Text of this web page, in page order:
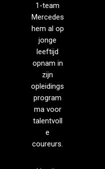
1-team
Mercedes
hem al op
jonge
leeftijd
opnam in
zijn
opleidings
program
ma voor
talentvoll
e
coureurs.